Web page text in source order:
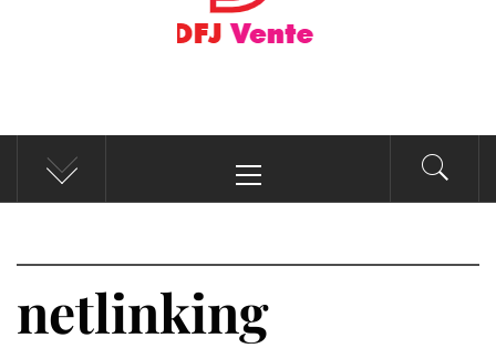
DFJ MAGAZINE
Actualité en direct et informations en continu
principal
netlinking